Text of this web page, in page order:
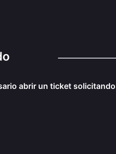
abrir un ticket